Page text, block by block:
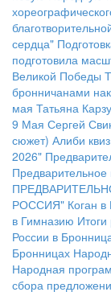
сердца"
подготовила
Великой Победы
бронничанами
мая Татьяна
9 Мая Сергей
сюжет) Алиби квиз
2026"
РОССИЯ" Коган
в Гимназию
России в
Бронницах
Народная
сбора